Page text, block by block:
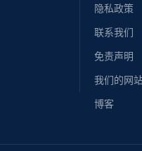
隐私政策
联系我们
免责声明
我们的网
博客